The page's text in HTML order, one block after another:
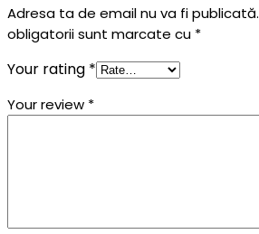
Adresa ta de email nu va fi publicată.
obligatorii sunt marcate cu *
Your rating *
Your review *